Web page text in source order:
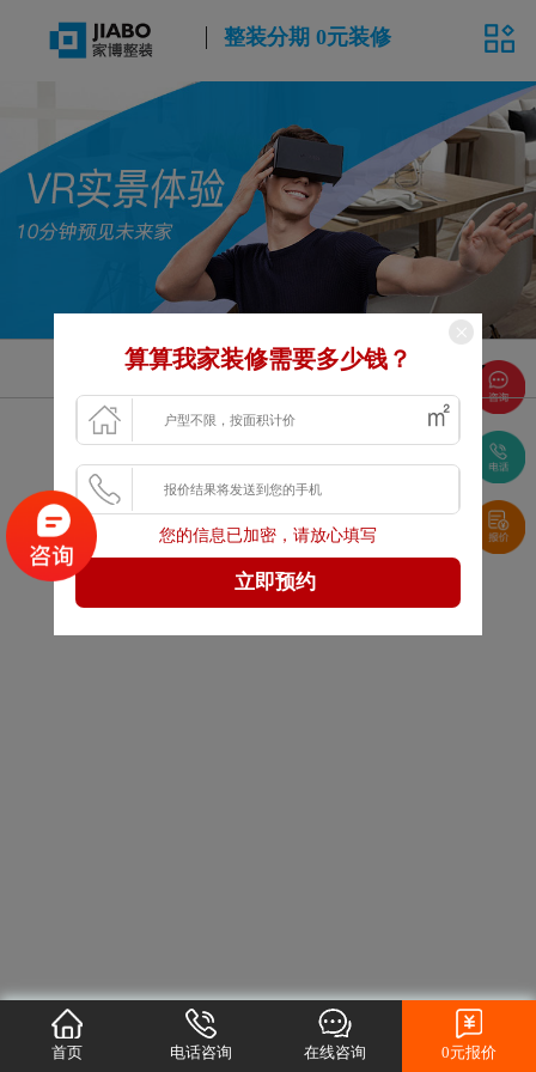
整装分期 0元装修
面积
浏览更多VR案例
首页 电话咨询 在线咨询 0元报价
算算我家装修需要多少钱？
您的信息已加密，请放心填写